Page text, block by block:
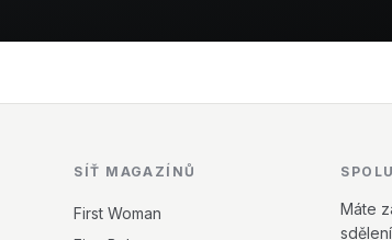
SÍŤ MAGAZÍNŮ
First Woman
Máte